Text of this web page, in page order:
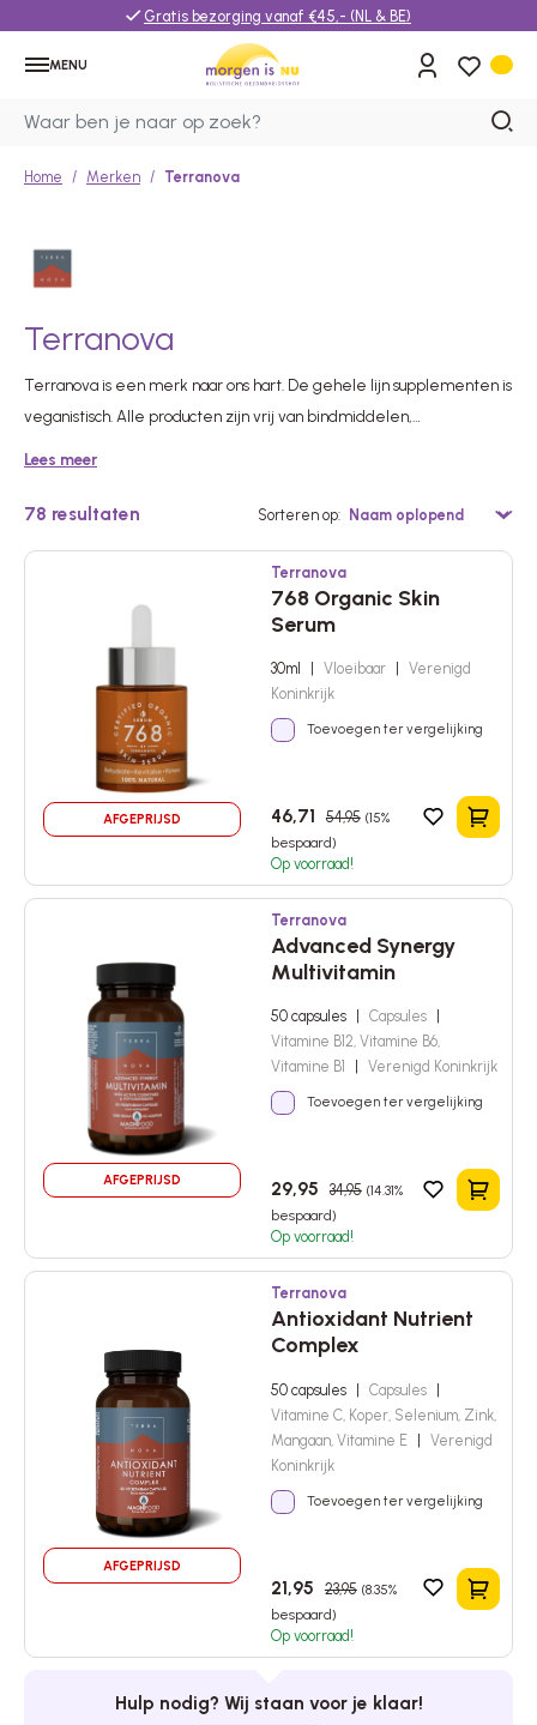
Gratis bezorging vanaf €45,- (NL & BE)
MENU
Home Merken Terranova
Terranova
Terranova is een merk naar ons hart. De gehele lijn supplementen is
veganistisch. Alle producten zijn vrij van bindmiddelen,
de natuur. Maar het meest unieke aan Terranova zijn de
wetenschappelijke als holistische benadering.
Lees meer
78 resultaten Sorteren op
AFGEPRIJSD
Terranova
768 Organic Skin
Serum
30ml Vloeibaar
Verenigd
Koninkrijk
Toevoegen ter vergelijking
46,71 54,95 (15%
bespaard)
Op voorraad!
In het
AFGEPRIJSD
Terranova
Advanced Synergy
Multivitamin
50 capsules Capsules
Vitamine B12, Vitamine B6,
Vitamine B1
Verenigd Koninkrijk
Toevoegen ter vergelijking
29,95 34,95 (14.31%
bespaard)
Op voorraad!
In het
AFGEPRIJSD
Terranova
Antioxidant Nutrient
Complex
50 capsules | Capsules |
Vitamine C, Koper, Selenium, Zink,
Mangaan, Vitamine E | Verenigd
Koninkrijk
Toevoegen ter vergelijking
21,95 23,95 (8.35%
bespaard)
Op voorraad!
In het
Hulp nodig? Wij staan voor je klaar!